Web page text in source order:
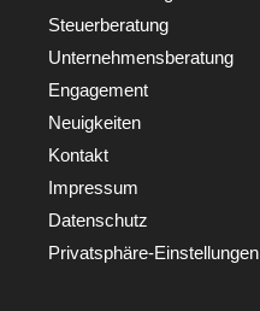
Steuerberatung
Unternehmensberatung
Engagement
Neuigkeiten
Kontakt
Impressum
Datenschutz
Privatsphäre-Einstellungen